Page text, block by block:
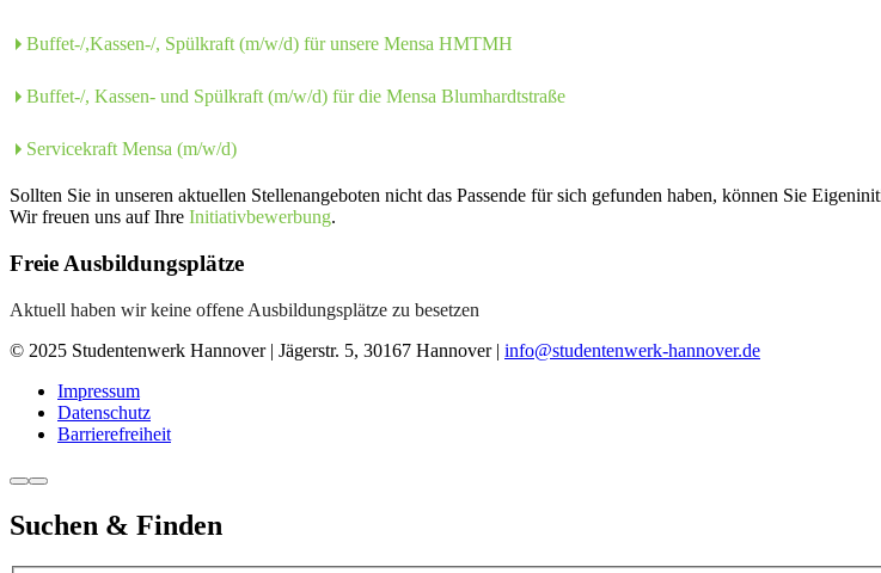
Buffet-/,Kassen-/, Spülkraft (m/w/d) für unsere Mensa HMTMH
Buffet-/, Kassen- und Spülkraft (m/w/d) für die Mensa Blumhardtstraße
Servicekraft Mensa (m/w/d)
Sollten Sie in unseren aktuellen Stellenangeboten nicht das Passende für sich gefunden haben, können Sie
Wir freuen uns auf Ihre Initiativbewerbung.
Freie Ausbildungsplätze
Aktuell haben wir keine offene Ausbildungsplätze zu besetzen
© 2025 Studentenwerk Hannover | Jägerstr. 5, 30167 Hannover | info@studentenwerk-hannover.de
Impressum
Datenschutz
Barrierefreiheit
Suchen & Finden